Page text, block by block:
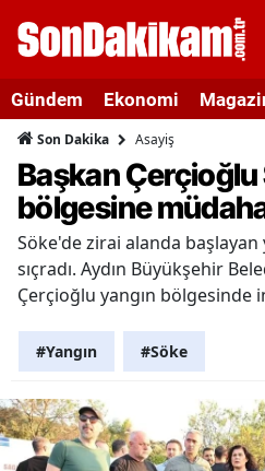
Gündem Ekonomi
Son Dakika Asayiş
Başkan Çerçioğlu
bölgesine
Söke'de zirai alanda başlayan
sıçradı. Aydın Büyükşehir
Çerçioğlu yangın bölgesinde
#Yangın #Söke